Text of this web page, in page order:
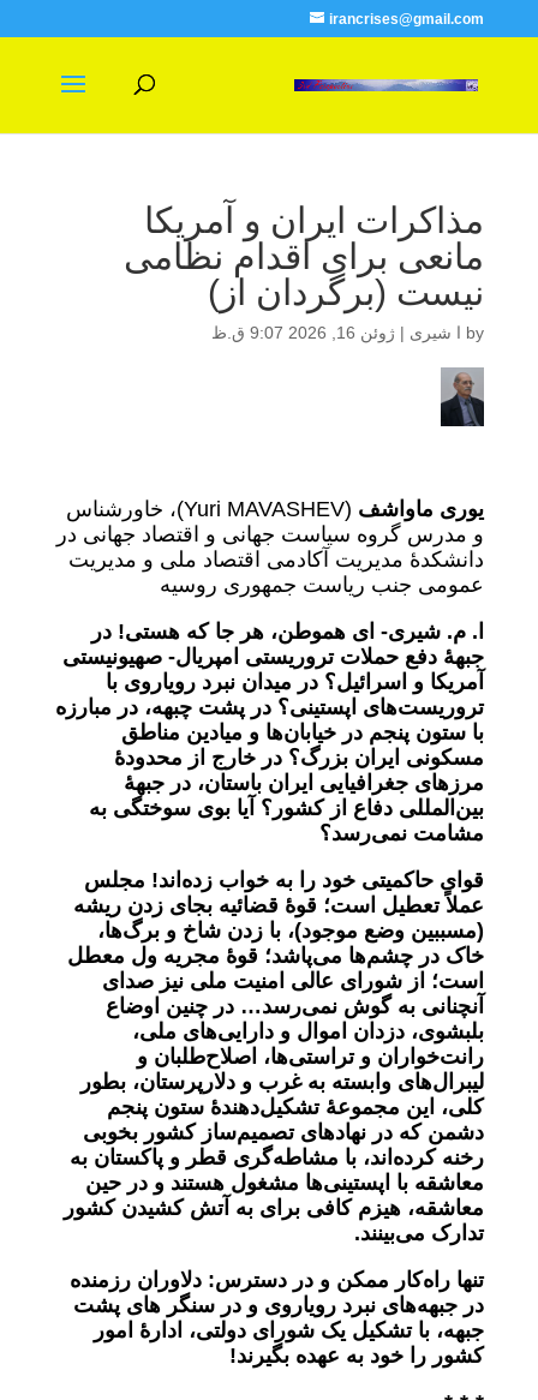
irancrises@gmail.com
مذاکرات ایران و آمریکا
مانعی برای اقدام نظامی
نیست (برگردان از)
by ا شیری | ژوئن 16, 2026 9:07 ق.ظ
یوری ماواشف
(Yuri MAVASHEV)، خاور‌شناس
و مدرس گروه سیاست جهانی و اقتصاد جهانی در
دانشکدۀ مدیریت آکادمی اقتصاد ملی و مدیریت
عمومی جنب ریاست جمهوری روسیه
ا. م. شیری- ای هموطن، هر جا که هستی! در
جبهۀ دفع حملات تروریستی امپریال- صهیونیستی
آمریکا و اسرائیل؟ در میدان نبرد رویاروی با
تروریست‌های اپستینی؟ در پشت چبهه، در مبارزه
با ستون پنجم در خیابان‌ها و میادین مناطق
مسکونی ایران بزرگ؟ در خارج از محدودۀ
مرزهای جغرافیایی ایران باستان، در جبهۀ
بین‌المللی دفاع از کشور؟ آیا بوی سوختگی به
مشامت نمی‌رسد؟
قوای حاکمیتی خود را به خواب زده‌اند! مجلس
عملاً تعطیل است؛ قوۀ قضائیه بجای زدن ریشه
(مسببین وضع موجود)، با زدن شاخ و برگ‌ها،
خاک در چشم‌ها می‌پاشد؛ قوۀ مجریه ول معطل
است؛ از شورای عالی امنیت ملی نیز صدای
آنچنانی به گوش نمی‌رسد… در چنین اوضاع
بلبشوی، دزدان اموال و دارایی‌های ملی،
رانت‌خواران و تراستی‌ها، اصلاح‌طلبان و
لیبرال‌های‌ وابسته به غرب و دلارپرستان، بطور
کلی، این مجموعۀ تشکیل‌دهندۀ ستون پنجم
دشمن که در نهادهای تصمیم‌ساز کشور بخوبی
رخنه کرده‌اند، با مشاطه‌گری قطر و پاکستان به
معاشقه با اپستینی‌ها مشغول هستند و در حین
معاشقه، هیزم کافی برای به آتش کشیدن کشور
تدارک می‌بینند.
تنها راه‌کار ممکن و در دسترس: دلاوران رزمنده
در جبهه‌های نبرد رویاروی و در سنگر های پشت
جبهه، با تشکیل یک شورای دولتی، ادارۀ امور
کشور را خود به عهده بگیرند!